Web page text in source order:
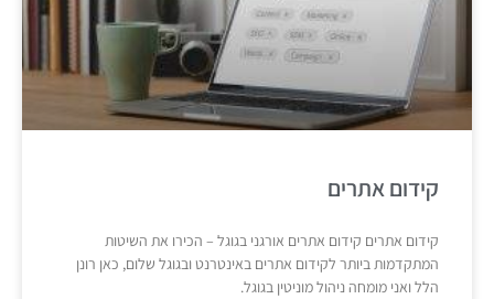
קידום אתרים
קידום אתרים קידום אתרים אורגני בגוגל – הכירו את השיטות
המתקדמות ביותר לקידום אתרים באינטרנט ובגוגל שלום, כאן רונן
הלל ואני מומחה ניהול מוניטין בגוגל.